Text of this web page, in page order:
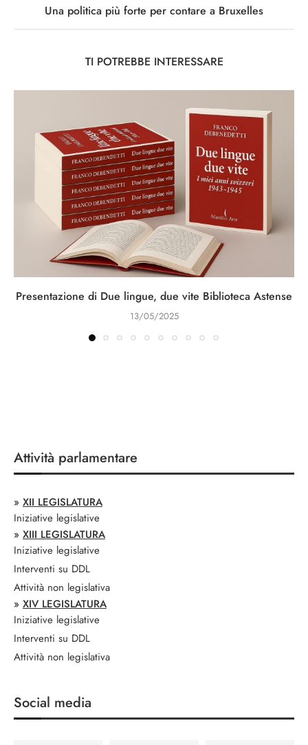
Una politica più forte per contare a Bruxelles
TI POTREBBE INTERESSARE
Presentazione di Due lingue, due vite Biblioteca Astense
13/05/2025
Attività parlamentare
» XII LEGISLATURA
Iniziative legislative
» XIII LEGISLATURA
Iniziative legislative
Interventi su DDL
Attività non legislativa
» XIV LEGISLATURA
Iniziative legislative
Interventi su DDL
Attività non legislativa
Social media